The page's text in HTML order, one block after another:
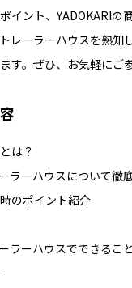
イント、YADOKARIの
レーラーハウスを熟知
す。ぜひ、お気軽にご
は？
ラーハウスについて徹
のポイント紹介
ラーハウスでできるこ